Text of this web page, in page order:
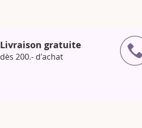
Livraison gratuite
dès 200.- d'achat